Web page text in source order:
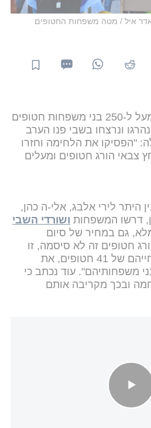
איל / מטה משפחות החטופים
יותר מ-40 שורדי שבי ומעל ל-250 בני משפחות חטופים
ונרצחו בשבי פנו הערב
"הפסיקו את הלחימה וחזרו
צבאי הורג חטופים ומעלים
היתר לירי אלבג, אלי-ה כהן,
דרשו המשפחות ושורדי השבי
גם במחיר של סיום
חטופים זה לא סיסמה, זו
מציאות. שילמו עליה בחייהם של 41 חטופים, את
משפחותיהם". עוד נכתב כי
ובכך מקריבה אותם